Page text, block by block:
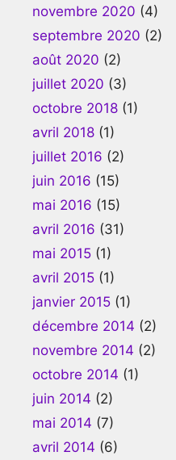
novembre 2020 (4)
septembre 2020 (2)
août 2020 (2)
juillet 2020 (3)
octobre 2018 (1)
avril 2018 (1)
juillet 2016 (2)
juin 2016 (15)
mai 2016 (15)
avril 2016 (31)
mai 2015 (1)
avril 2015 (1)
janvier 2015 (1)
décembre 2014 (2)
novembre 2014 (2)
octobre 2014 (1)
juin 2014 (2)
mai 2014 (7)
avril 2014 (6)